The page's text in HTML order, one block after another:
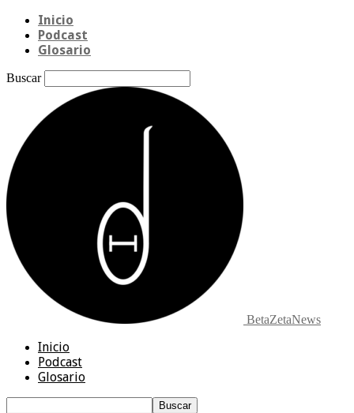
Inicio
Podcast
Glosario
Buscar
BetaZetaNews
Inicio
Podcast
Glosario